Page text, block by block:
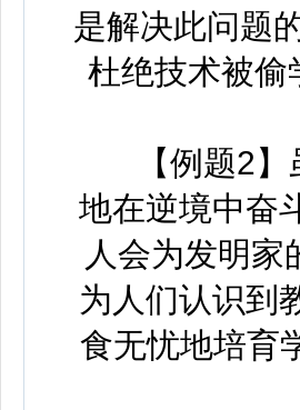
是解决此问题
杜绝技术被偷
【例题2】虽
地在逆境中奋
人会为发明家
为人们认识到
食无忧地培育